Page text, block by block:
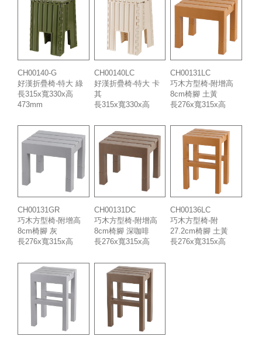
CH00140-G
好漢折疊椅-特大 綠
長315x寬330x高
473mm
CH00140LC
好漢折疊椅-特大 卡
其
長315x寬330x高
CH00131LC
巧木方型椅-附增高
8cm椅腳 土黃
長276x寬315x高
CH00131GR
巧木方型椅-附增高
8cm椅腳 灰
長276x寬315x高
CH00131DC
巧木方型椅-附增高
8cm椅腳 深咖啡
長276x寬315x高
CH00136LC
巧木方型椅-附
27.2cm椅腳 土黃
長276x寬315x高